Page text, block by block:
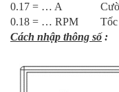
0.17 = … A Cường
0.18 = … RPM Tốc
Cách nhập thông số :